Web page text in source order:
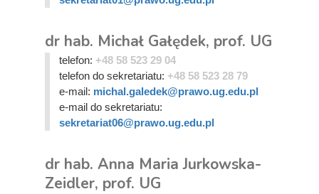
dr hab. Michał Gałędek, prof. UG
telefon: +48 58 523 29 04
telefon do sekretariatu: +48 58 523 28 79
e-mail: michal.galedek@prawo.ug.edu.pl
e-mail do sekretariatu:
sekretariat06@prawo.ug.edu.pl
dr hab. Anna Maria Jurkowska-
Zeidler, prof. UG